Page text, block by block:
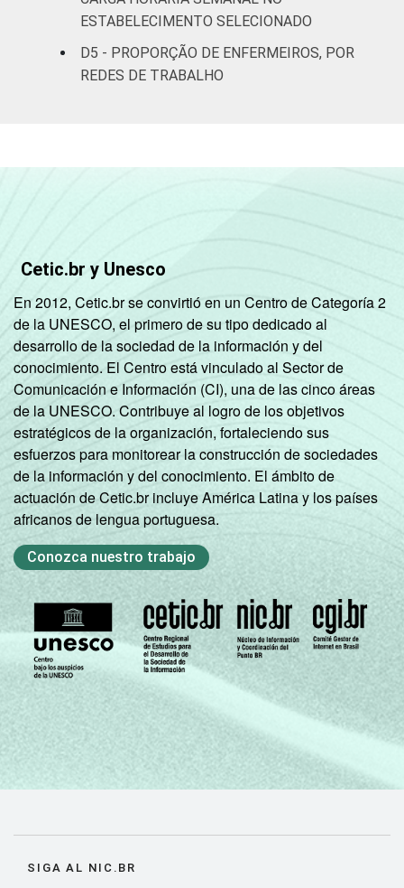
LOCALIZAÇÃO Capital
Interior 3
ESTABELECIMENTO SELECIONADO
D5 - PROPORÇÃO DE ENFERMEIROS, POR
REDES DE TRABALHO
Cetic.br y Unesco
En 2012, Cetic.br se convirtió en un Centro de Categoría 2
de la UNESCO, el primero de su tipo dedicado al
desarrollo de la sociedad de la información y del
conocimiento. El Centro está vinculado al Sector de
Comunicación e Información (CI), una de las cinco áreas
de la UNESCO. Contribuye al logro de los objetivos
estratégicos de la organización, fortaleciendo sus
esfuerzos para monitorear la construcción de sociedades
de la información y del conocimiento. El ámbito de
actuación de Cetic.br incluye América Latina y los países
africanos de lengua portuguesa.
Conozca nuestro trabajo
SIGA AL NIC.BR